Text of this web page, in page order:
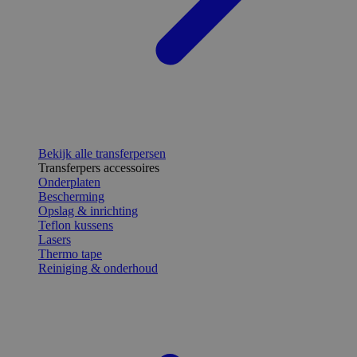
Bekijk alle transferpersen
Transferpers accessoires
Onderplaten
Bescherming
Opslag & inrichting
Teflon kussens
Lasers
Thermo tape
Reiniging & onderhoud